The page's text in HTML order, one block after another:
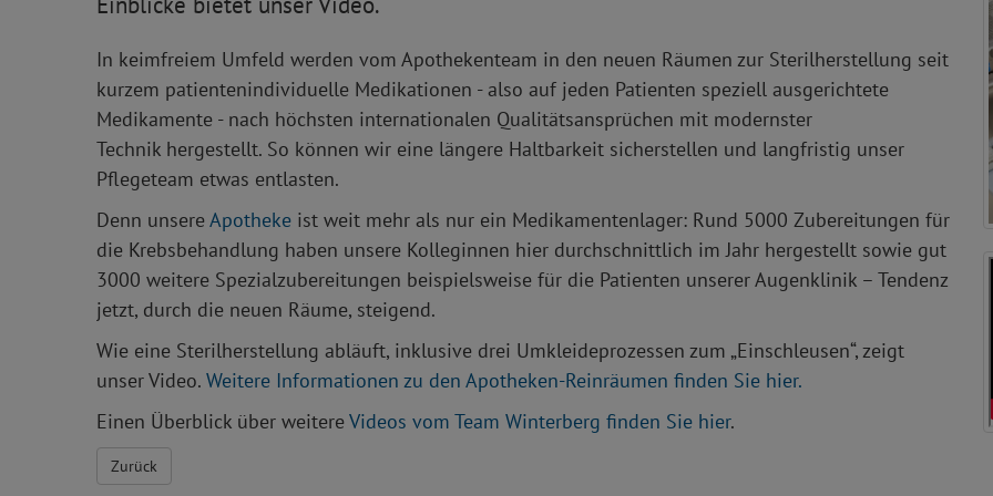
In keimfreiem Umfeld werden vom Apothekenteam in den neuen Räumen zur Sterilherstellung seit
kurzem patientenindividuelle Medikationen - also auf jeden Patienten speziell ausgerichtete
Medikamente - nach höchsten internationalen Qualitätsansprüchen mit modernster
Technik hergestellt. So können wir eine längere Haltbarkeit sicherstellen und langfristig unser
Pflegeteam etwas entlasten.
Denn unsereApotheke ist weit mehr als nur ein Medikamentenlager: Rund 5️0️0️0️ Zubereitungen für
die Krebsbehandlung haben unsere Kolleginnen hier durchschnittlich im Jahr hergestellt sowie gut
3️0️0️0️ weitere Spezialzubereitungen beispielsweise für die Patienten unserer Augenklinik – Tendenz
jetzt, durch die neuen Räume, steigend.
Wie eine Sterilherstellung abläuft, inklusive drei Umkleideprozessen zum „Einschleusen“, zeigt
unser Video. Weitere Informationen zu den Apotheken-Reinräumen finden Sie hier.
Einen Überblick über weitereVideos vom Team Winterberg finden Sie hier.
Zurück